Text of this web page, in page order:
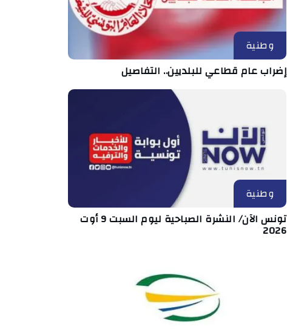
وطنية
إضراب عام قطاعي للبلديين.. التفاصيل
وطنية
تونس الآن/ النشرة الصباحية ليوم السبت 9 أوت
2026